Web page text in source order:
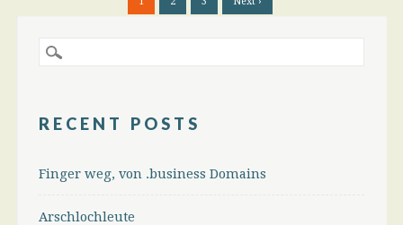
RECENT POSTS
Finger weg, von .business Domains
Arschlochleute